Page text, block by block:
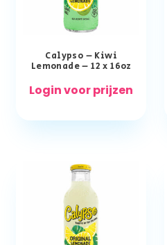
Calypso – Kiwi
Lemonade – 12 x 16oz
Login voor prijzen